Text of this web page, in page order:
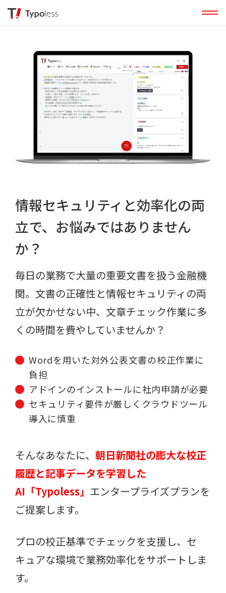
情報セキュリティと効率化の両
立で、お悩みではありません
か？
毎日の業務で大量の重要文書を扱う金融機
関。文書の正確性と情報セキュリティの両
立が欠かせない中、文章チェック作業に多
くの時間を費やしていませんか？
Wordを用いた対外公表文書の校正作業に
負担
アドインのインストールに社内申請が必要
セキュリティ要件が厳しくクラウドツール
導入に慎重
そんなあなたに、 朝日新聞社の膨大な校正
履歴と記事データを学習した
AI「Typoless」 エンタープライズプランを
ご提案します。
プロの校正基準でチェックを支援し、セ
キュアな環境で業務効率化をサポートしま
す。